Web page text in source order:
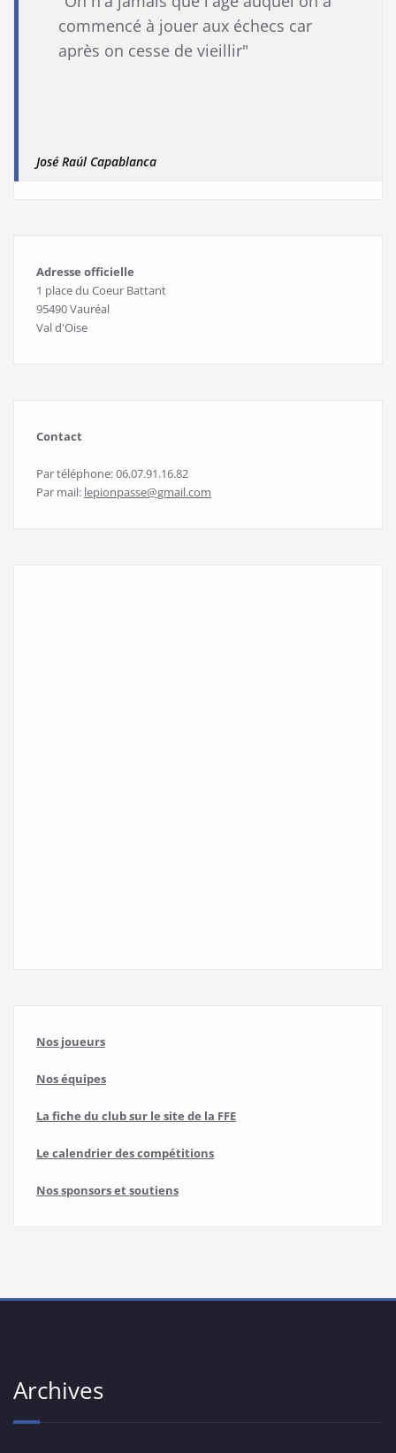
commencé à jouer aux échecs car
après on cesse de vieillir"
José Raúl Capablanca
Adresse officielle
1 place du Coeur Battant
95490 Vauréal
Val d'Oise
Contact
Par téléphone: 06.07.91.16.82
Par mail: lepionpasse@gmail.com
Nos joueurs
Nos équipes
La fiche du club sur le site de la FFE
Le calendrier des compétitions
Nos sponsors et soutiens
Archives